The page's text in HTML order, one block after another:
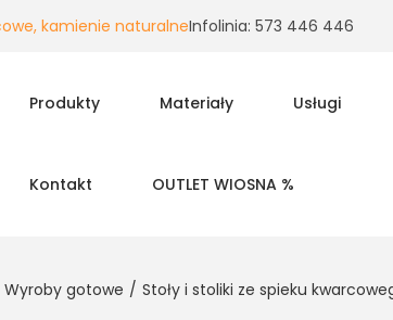
kamienie naturalneInfolinia: 573 446 446
Produkty Materiały Usługi
Kontakt OUTLET WIOSNA %
Wyroby gotowe / Stoły i stoliki ze spieku